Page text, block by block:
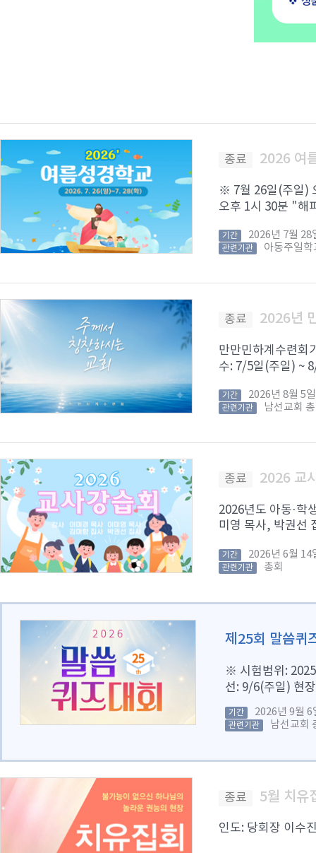
종료 2026 여
※ 7월 26일(주일)
오후 1시 30분 "해
기간 2026년 7월 28
관련기관 아동주일학
종료 2026년
만만민하계수련회
수: 7/5일(주일) ~
기간 2026년 8월 5
관련기관 남선교회
종료 2026 교
2026년도 아동·학
미영 목사, 박권선
기간 2026년 6월 14
관련기관 총회
제25회 말씀퀴
※ 시험범위:
선: 9/6(주일) 현
기간 2026년 9월 6
관련기관 남선교회
종료 5월 치유
인도: 당회장 이수